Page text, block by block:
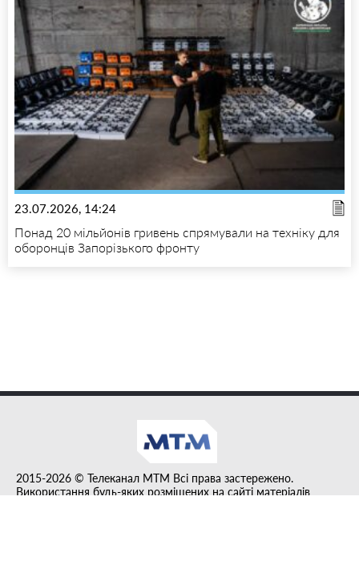
23.07.2026, 14:24
Понад 20 мільйонів гривень спрямували на техніку для
оборонців Запорізького фронту
2015-2026 © Телеканал MTM Всі права застережено.
Використання будь-яких розміщених на сайті матеріалів